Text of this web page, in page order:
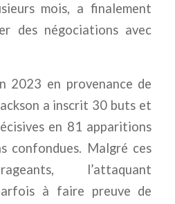
mois, a finalement
des négociations avec
2023 en provenance de
a inscrit 30 buts et
en 81 apparitions
confondues. Malgré ces
l’attaquant
à faire preuve de